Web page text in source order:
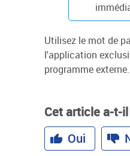
Utilisez le mot de
l'application
programme externe.
Cet article a-t-
Oui